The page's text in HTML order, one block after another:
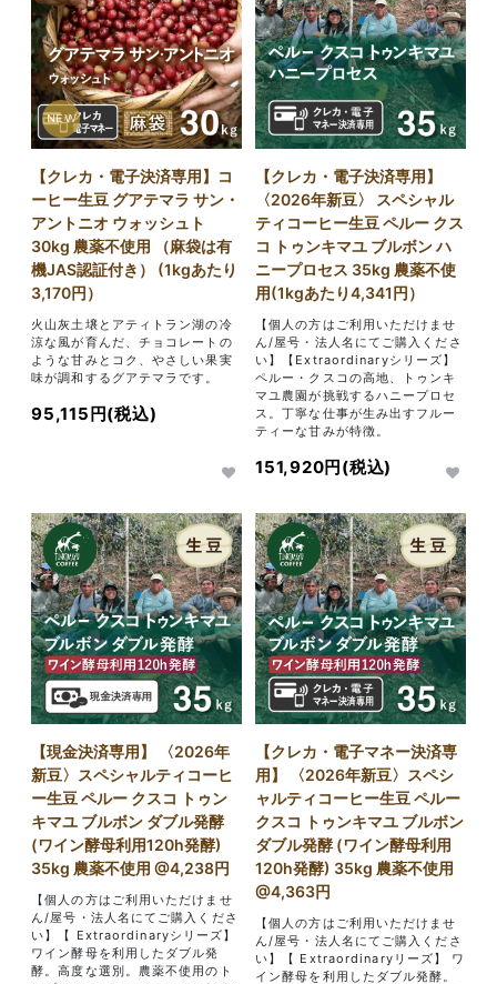
NEW
【クレカ・電子決済専用】コ
ーヒー生豆 グアテマラ サン・
アントニオ ウォッシュト
30kg 農薬不使用 （麻袋は有
機JAS認証付き） (1kgあたり
3,170円）
火山灰土壌とアティトラン湖の冷
涼な風が育んだ、チョコレートの
ような甘みとコク、やさしい果実
味が調和するグアテマラです。
95,115円(税込)
【クレカ・電子決済専用】
〈2026年新豆〉 スペシャル
ティコーヒー生豆 ペルー クス
コ トゥンキマユ ブルボン ハ
ニープロセス 35kg 農薬不使
用(1kgあたり4,341円）
【個人の方はご利用いただけませ
ん/屋号・法人名にてご購入くださ
い】【Extraordinaryシリーズ】
ペルー・クスコの高地、トゥンキ
マユ農園が挑戦するハニープロセ
ス。丁寧な仕事が生み出すフルー
ティーな甘みが特徴。
151,920円(税込)
【現金決済専用】 〈2026年
新豆〉スペシャルティコーヒ
ー生豆 ペルー クスコ トゥン
キマユ ブルボン ダブル発酵
(ワイン酵母利用120h発酵)
35kg 農薬不使用 @4,238円
【個人の方はご利用いただけませ
ん/屋号・法人名にてご購入くださ
い】【 Extraordinaryシリーズ】
ワイン酵母を利用したダブル発
酵。高度な選別。農薬不使用のト
【クレカ・電子マネー決済専
用】 〈2026年新豆〉スペシ
ャルティコーヒー生豆 ペルー
クスコ トゥンキマユ ブルボン
ダブル発酵 (ワイン酵母利用
120h発酵) 35kg 農薬不使用
@4,363円
【個人の方はご利用いただけませ
ん/屋号・法人名にてご購入くださ
い】【 Extraordinaryリーズ】 ワ
イン酵母を利用したダブル発酵。